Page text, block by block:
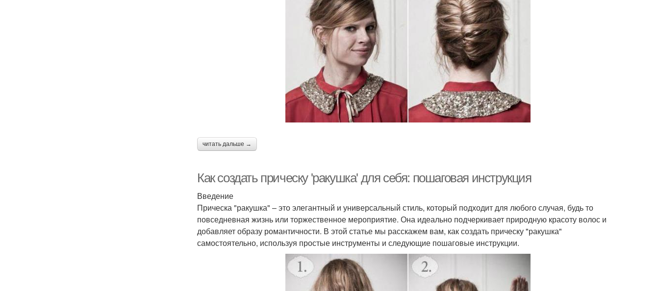
читать дальше →
Как создать прическу 'ракушка' для себя: пошаговая инструкция
Введение
Прическа "ракушка" – это элегантный и универсальный стиль, который подходит для любого случая, будь то
повседневная жизнь или торжественное мероприятие. Она идеально подчеркивает природную красоту волос и
добавляет образу романтичности. В этой статье мы расскажем вам, как создать прическу "ракушка"
самостоятельно, используя простые инструменты и следующие пошаговые инструкции.